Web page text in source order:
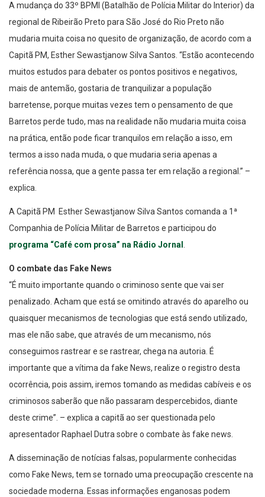
A mudança do 33º BPMI (Batalhão de Polícia Militar do Interior) da
regional de Ribeirão Preto para São José do Rio Preto não
mudaria muita coisa no quesito de organização, de acordo com a
Capitã PM, Esther Sewastjanow Silva Santos. “Estão acontecendo
muitos estudos para debater os pontos positivos e negativos,
mais de antemão, gostaria de tranquilizar a população
barretense, porque muitas vezes tem o pensamento de que
Barretos perde tudo, mas na realidade não mudaria muita coisa
na prática, então pode ficar tranquilos em relação a isso, em
termos a isso nada muda, o que mudaria seria apenas a
referência nossa, que a gente passa ter em relação a regional.” –
explica.
A Capitã PM Esther Sewastjanow Silva Santos comanda a 1ª
Companhia de Polícia Militar de Barretos e participou do
programa “Café com prosa” na Rádio Jornal .
O combate das Fake News
“É muito importante quando o criminoso sente que vai ser
penalizado. Acham que está se omitindo através do aparelho ou
quaisquer mecanismos de tecnologias que está sendo utilizado,
mas ele não sabe, que através de um mecanismo, nós
conseguimos rastrear e se rastrear, chega na autoria. É
importante que a vítima da fake News, realize o registro desta
ocorrência, pois assim, iremos tomando as medidas cabíveis e os
criminosos saberão que não passaram despercebidos, diante
deste crime”. – explica a capitã ao ser questionada pelo
apresentador Raphael Dutra sobre o combate às fake news.
A disseminação de notícias falsas, popularmente conhecidas
como Fake News, tem se tornado uma preocupação crescente na
sociedade moderna. Essas informações enganosas podem